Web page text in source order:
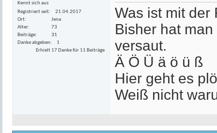
Kennt sich aus
Registriert seit
21.04.2017
Ort
Jena
Alter
73
Beiträge
31
Danke abgeben
1
Erhielt 17 Danke für 11 Beiträge
Was ist mit der
Bisher hat
versaut.
Ä Ö Ü ä ö ü ß
Hier geht es
Weiß nicht